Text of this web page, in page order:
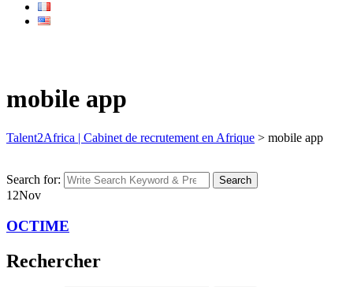
mobile app
Talent2Africa | Cabinet de recrutement en Afrique > mobile app
Search for: Search
12Nov
OCTIME
Rechercher